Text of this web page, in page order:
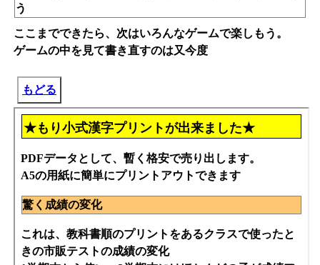
う
ここまでできたら、次はいろんなゲームで楽しもう。
ゲームの中を見て書き直すのは又今度
もどる